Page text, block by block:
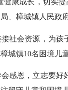
康成长，切实提
、樟城镇人民政
社会资源， 为孩
城镇10名困境儿
感恩， 立志要好